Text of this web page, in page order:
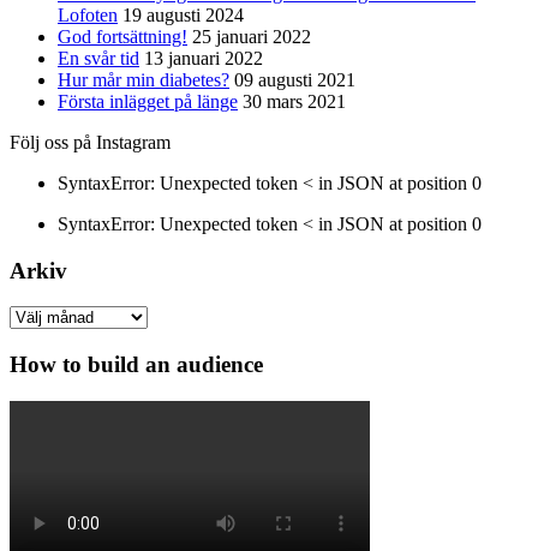
Lofoten 19 augusti 2024
God fortsättning! 25 januari 2022
En svår tid 13 januari 2022
Hur mår min diabetes? 09 augusti 2021
Första inlägget på länge 30 mars 2021
Följ oss på Instagram
SyntaxError: Unexpected token < in JSON at position 0
SyntaxError: Unexpected token < in JSON at position 0
Arkiv
Arkiv
How to build an audience